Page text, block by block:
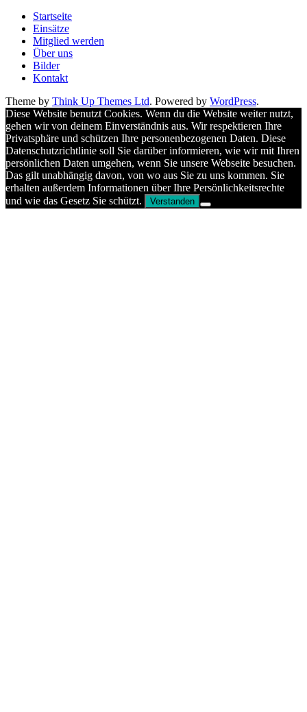
Startseite
Einsätze
Mitglied werden
Über uns
Bilder
Kontakt
Theme by Think Up Themes Ltd. Powered by WordPress.
Diese Website benutzt Cookies. Wenn du die Website weiter nutzt,
gehen wir von deinem Einverständnis aus. Wir respektieren Ihre
Privatsphäre und schützen Ihre personenbezogenen Daten. Diese
Datenschutzrichtlinie soll Sie darüber informieren, wie wir mit Ihren
persönlichen Daten umgehen, wenn Sie unsere Webseite besuchen.
Das gilt unabhängig davon, von wo aus Sie zu uns kommen. Sie
erhalten außerdem Informationen über Ihre Persönlichkeitsrechte
und wie das Gesetz Sie schützt.
Verstanden